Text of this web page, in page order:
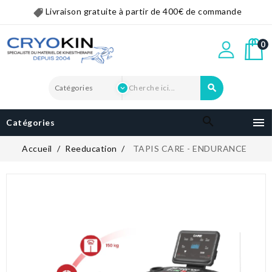
Livraison gratuite à partir de 400€ de commande
0

Catégories 
Accueil Reeducation TAPIS CARE - ENDURANCE